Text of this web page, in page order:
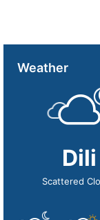
Weather
Dili
Scattered